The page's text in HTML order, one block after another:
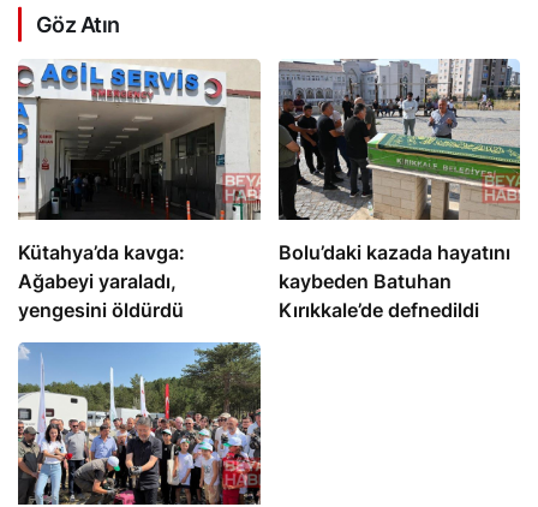
Göz Atın
Kütahya’da kavga:
Ağabeyi yaraladı,
yengesini öldürdü
Bolu’daki kazada hayatını
kaybeden Batuhan
Kırıkkale’de defnedildi